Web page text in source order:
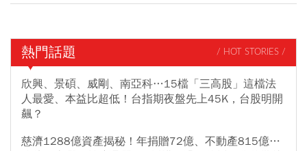
熱門話題 / HOT STORIES /
欣興、景碩、威剛、南亞科…15檔「三高股」這檔法
人最愛、本益比超低！台指期夜盤先上45K，台股明開
飆？
慈濟1288億資產揭秘！年捐贈72億、不動產815億…